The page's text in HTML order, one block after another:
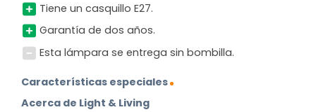
Tiene un casquillo E27.
Garantía de dos años.
Esta lámpara se entrega sin bombilla.
Características especiales
Acerca de Light & Living